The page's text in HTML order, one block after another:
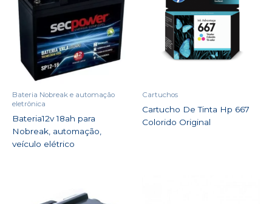
Bateria Nobreak e automação
eletrônica
Bateria12v 18ah para
Nobreak, automação,
veículo elétrico
Cartuchos
Cartucho De Tinta Hp 667
Colorido Original